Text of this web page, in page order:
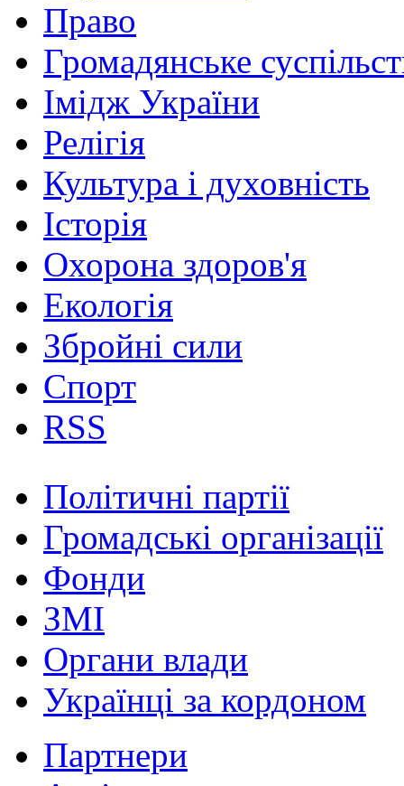
Право
Громадянське
Імідж України
Релігія
Культура і духовність
Історія
Охорона здоров'я
Екологія
Збройні сили
Спорт
RSS
Політичні партії
Громадські організації
Фонди
ЗМІ
Органи влади
Українці за кордоном
Партнери